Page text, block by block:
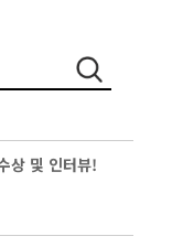
상 및 인터뷰!